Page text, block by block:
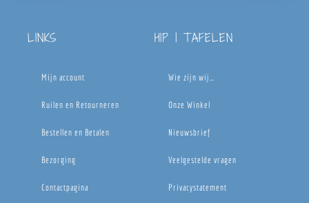
LINKS
Mijn account
Ruilen en Retourneren
Bestellen en Betalen
Bezorging
Contactpagina
HIP | TAFELEN
Wie zijn wij…
Onze Winkel
Nieuwsbrief
Veelgestelde vragen
Privacystatement